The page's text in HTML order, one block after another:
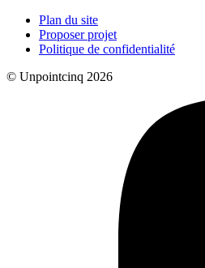
Plan du site
Proposer projet
Politique de confidentialité
© Unpointcinq 2026